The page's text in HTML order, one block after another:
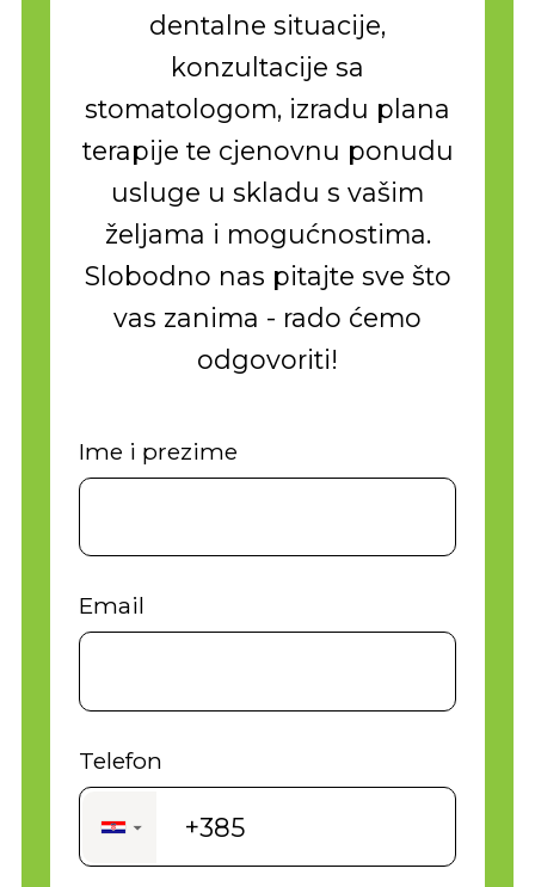
dentalne situacije,
konzultacije sa
stomatologom, izradu plana
terapije te cjenovnu ponudu
usluge u skladu s vašim
željama i mogućnostima.
Slobodno nas pitajte sve što
vas zanima - rado ćemo
odgovoriti!
Ime i prezime
Email
Telefon
▼ +385